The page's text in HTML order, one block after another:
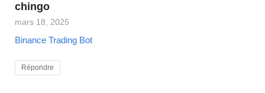
chingo
mars 18, 2025
Binance Trading Bot
Répondre